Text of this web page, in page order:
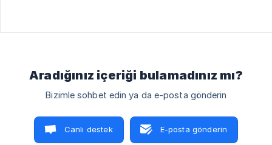
Aradığınız içeriği bulamadınız mı?
Bizimle sohbet edin ya da e-posta gönderin
Canlı destek E-posta gönderin